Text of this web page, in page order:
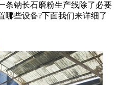
条钠长石磨粉生产线除了必要
哪些设备?下面我们来详细了